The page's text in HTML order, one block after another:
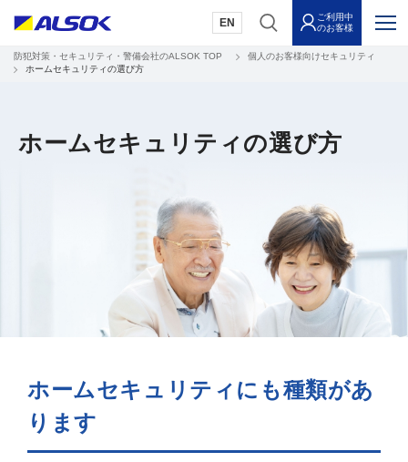
EN
ご利用中
のお客様
防犯対策・セキュリティ・警備会社のALSOK TOP
個人のお客様向けセキュリティ
ホームセキュリティの選び方
ホームセキュリティの選び方
ホームセキュリティにも種類があ
ります